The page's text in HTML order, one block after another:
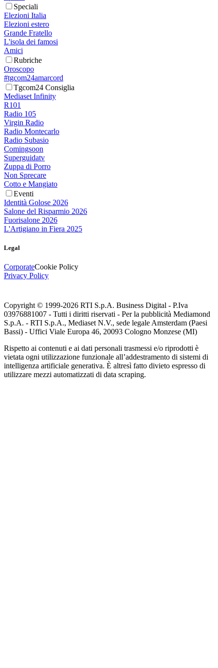
Speciali
Elezioni Italia
Elezioni estero
Grande Fratello
L'isola dei famosi
Amici
Rubriche
Oroscopo
#tgcom24amarcord
Tgcom24 Consiglia
Mediaset Infinity
R101
Radio 105
Virgin Radio
Radio Montecarlo
Radio Subasio
Comingsoon
Superguidatv
Zuppa di Porro
Non Sprecare
Cotto e Mangiato
Eventi
Identità Golose 2026
Salone del Risparmio 2026
Fuorisalone 2026
L'Artigiano in Fiera 2025
Legal
CorporateCookie Policy
Privacy Policy
Copyright © 1999-2026 RTI S.p.A. Business Digital - P.Iva
03976881007 - Tutti i diritti riservati - Per la pubblicità Mediamond
S.p.A. - RTI S.p.A., Mediaset N.V., sede legale Amsterdam (Paesi
Bassi) - Uffici Viale Europa 46, 20093 Cologno Monzese (MI)
Rispetto ai contenuti e ai dati personali trasmessi e/o riprodotti è
vietata ogni utilizzazione funzionale all’addestramento di sistemi di
intelligenza artificiale generativa. È altresì fatto divieto espresso di
utilizzare mezzi automatizzati di data scraping.